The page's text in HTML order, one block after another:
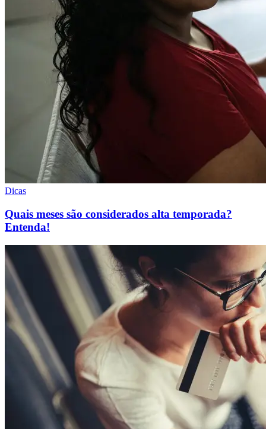
Dicas
Quais meses são considerados alta temporada?
Entenda!